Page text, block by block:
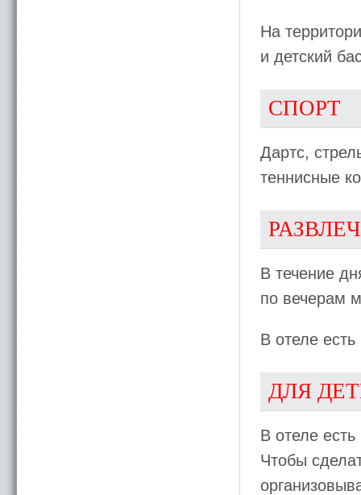
На
и детский
СПОРТ
Дартс,
теннисные
В течение
по вечерам
В отеле
ДЛЯ
В отеле
Чтобы